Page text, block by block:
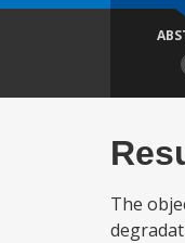
The